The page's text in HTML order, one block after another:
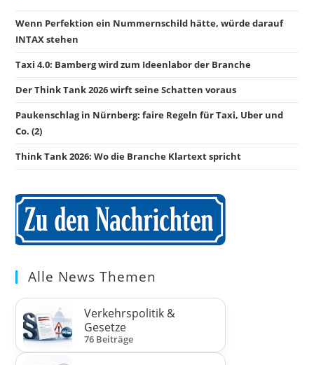
Wenn Perfektion ein Nummernschild hätte, würde darauf
INTAX stehen
Taxi 4.0: Bamberg wird zum Ideenlabor der Branche
Der Think Tank 2026 wirft seine Schatten voraus
Paukenschlag in Nürnberg: faire Regeln für Taxi, Uber und
Co. (2)
Think Tank 2026: Wo die Branche Klartext spricht
Alle News Themen
Verkehrspolitik &
Gesetze
76 Beiträge